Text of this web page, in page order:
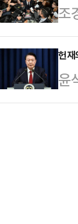
내
과
한
의
행
에
자
조
에
을
야
기
헌
윤
이